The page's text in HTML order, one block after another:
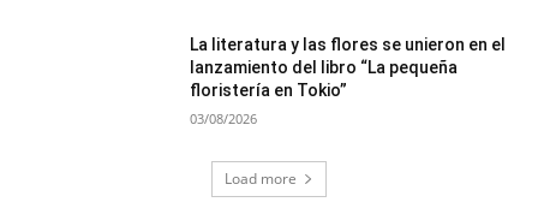
La literatura y las flores se unieron en el
lanzamiento del libro “La pequeña
floristería en Tokio”
03/08/2026
Load more